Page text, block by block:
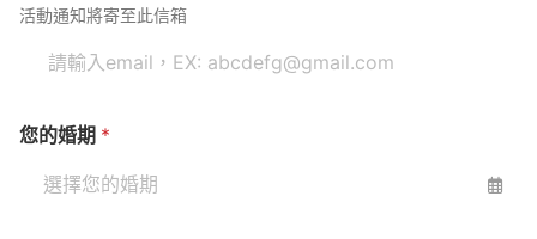
活動通知將寄至此信箱
您的婚期 *